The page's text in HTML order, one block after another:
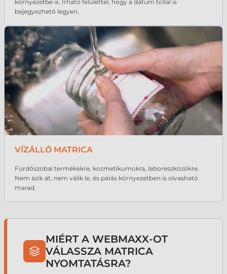
környezetbe is. Írható felülettel, hogy a dátum tollal is
bejegyezhető legyen.
VÍZÁLLÓ MATRICA
Fürdőszobai termékekre, kozmetikumokra, laboreszközökre.
Nem ázik át, nem válik le, és párás környezetben is olvasható
marad.
MIÉRT A WEBMAXX-OT
VÁLASSZA MATRICA
NYOMTATÁSRA?